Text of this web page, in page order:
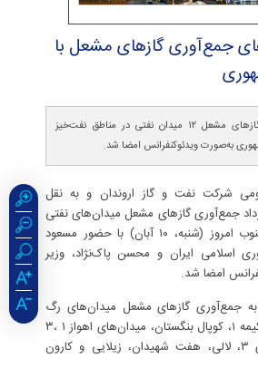
جمع‌آوری گازهای مشعل با
قراردادهای جمع‌آوری گازهای مشعل ۱۲ میدان نفتی در مناطق نفت‌خیز
به‌صورت ویدئوکنفرانس امضا شد.
شرکت نفت و گاز اروندان و به نقل
شانا، ۱۲ قرارداد جمع‌آوری گازهای مشعل میدان‌های نفتی
در مناطق نفت‌خیز جنوب امروز (شنبه، ۱۰ آبان) با حضور مسعود
اسلامی ایران و محسن پاک‌نژاد، وزیر
امضا شد.
به جمع‌آوری گازهای مشعل میدان‌های رگ
سفید ۱ و ۲، بی‌بی حکیمه ۱، کوپال بنگستان، میدان‌های اهواز ۱ ،۳
و ۴ آسماری، گلخاری ۳، لالی، هفت شهیدان، زیلایی و کارون